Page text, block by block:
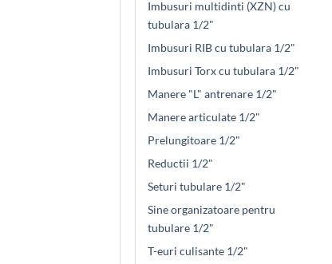
Imbusuri multidinti (XZN) cu
tubulara 1/2"
Imbusuri RIB cu tubulara 1/2"
Imbusuri Torx cu tubulara 1/2"
Manere "L" antrenare 1/2"
Manere articulate 1/2"
Prelungitoare 1/2"
Reductii 1/2"
Seturi tubulare 1/2"
Sine organizatoare pentru
tubulare 1/2"
T-euri culisante 1/2"